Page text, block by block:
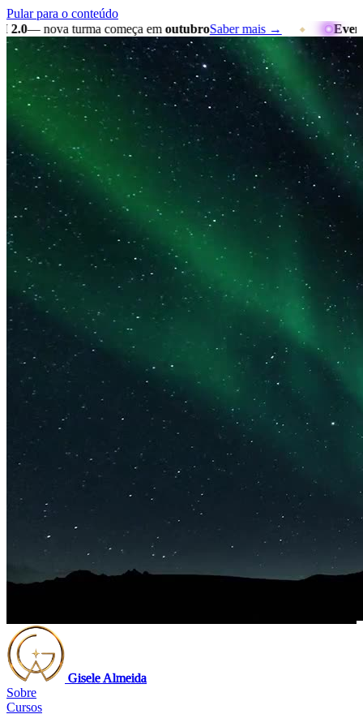
Pular para o conteúdo
nova turma começa emoutubroSaber mais → ◆ Evento
Gisele Almeida
Sobre
Cursos